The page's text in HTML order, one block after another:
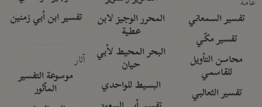
عامّة
تفسير السمعاني
تفسير مكّي
محاسن التأويل
للقاسمي
تفسير الثعالبي
المحرر الوجيز لابن
عطية
البحر المحيط لأبي
حيان
البسيط للواحدي
تفسير ابن أبي زمنين
آثار
موسوعة التفسير
المأثور